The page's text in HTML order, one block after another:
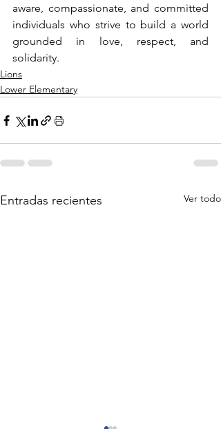
aware, compassionate, and committed
individuals who strive to build a world
grounded in love, respect, and
solidarity.
Lions
Lower Elementary
Entradas recientes Ver todo